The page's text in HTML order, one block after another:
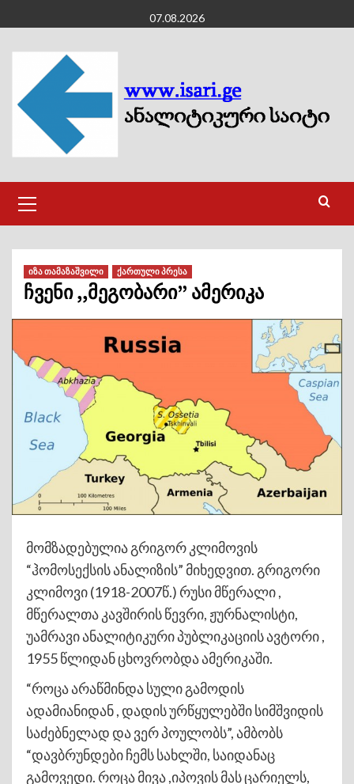
to
content
07.08.2026
Menu
იზა თამაზაშვილი ქართული პრესა
ჩვენი ,,მეგობარი” ამერიკა
მომზადებულია გრიგორ კლიმოვის
“ჰომოსექსის ანალიზის” მიხედვით. გრიგორი
კლიმოვი (1918-2007წ.) რუსი მწერალი ,
მწერალთა კავშირის წევრი, ჟურნალისტი,
უამრავი ანალიტიკური პუბლიკაციის ავტორი ,
1955 წლიდან ცხოვრობდა ამერიკაში.
“როცა არაწმინდა სული გამოდის
ადამიანიდან , დადის ურწყულებში სიმშვიდის
საძებნელად და ვერ პოულობს”, ამბობს
“დავბრუნდები ჩემს სახლში, საიდანაც
გამოვედი. როცა მივა ,იპოვის მას ცარიელს,